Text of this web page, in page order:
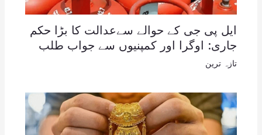
ایل پی جی کے حوالے سےعدالت کا بڑا حکم
جاری: اوگرا اور کمپنیوں سے جواب طلب
تازہ ترین